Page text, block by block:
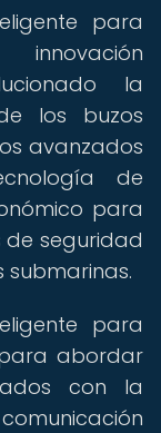
para
la
los buzos
avanzados
de
para
de seguridad
submarinas.
para
abordar
con la